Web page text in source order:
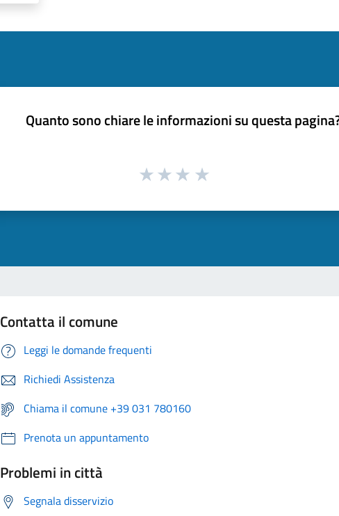
Quanto sono chiare le informazioni su questa
Contatta il comune
Leggi le domande frequenti
Richiedi Assistenza
Chiama il comune +39 031 780160
Prenota un appuntamento
Problemi in città
Segnala disservizio